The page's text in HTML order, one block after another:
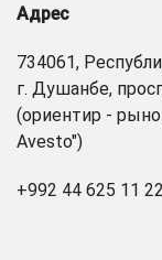
Адрес
734061,
г. Душанбе,
(ориентир -
Avesto")
+992 44 625 11 22